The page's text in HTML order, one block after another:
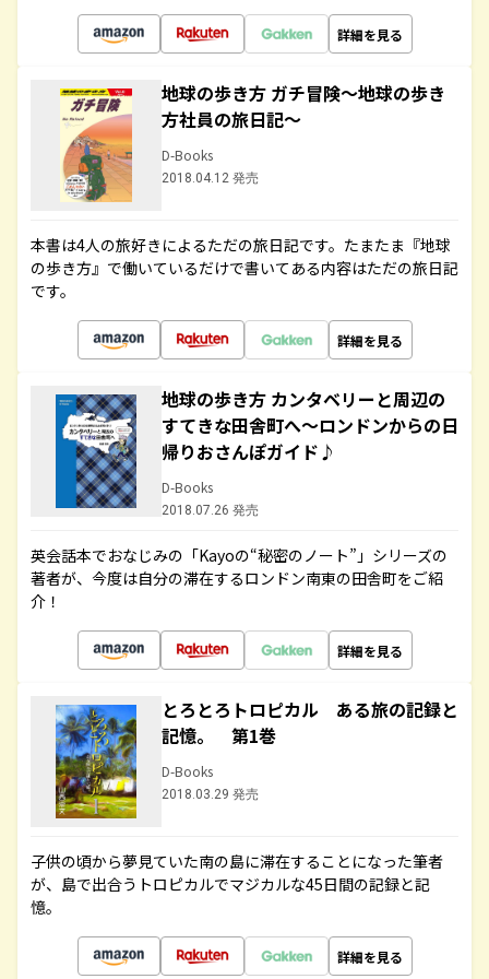
詳細を見る
地球の歩き方 ガチ冒険～地球の歩き
方社員の旅日記～
D-Books
2018.04.12 発売
本書は4人の旅好きによるただの旅日記です。たまたま『地球
の歩き方』で働いているだけで書いてある内容はただの旅日記
です。
詳細を見る
地球の歩き方 カンタベリーと周辺の
すてきな田舎町へ～ロンドンからの日
帰りおさんぽガイド♪
D-Books
2018.07.26 発売
英会話本でおなじみの「Kayoの“秘密のノート”」シリーズの
著者が、今度は自分の滞在するロンドン南東の田舎町をご紹
介！
詳細を見る
とろとろトロピカル ある旅の記録と
記憶。 第1巻
D-Books
2018.03.29 発売
子供の頃から夢見ていた南の島に滞在することになった筆者
が、島で出合うトロピカルでマジカルな45日間の記録と記
憶。
詳細を見る